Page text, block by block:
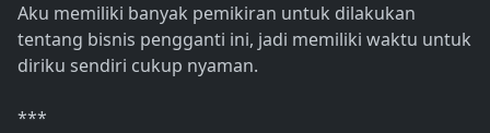
Aku memiliki banyak pemikiran untuk dilakukan
tentang bisnis pengganti ini, jadi memiliki waktu untuk
diriku sendiri cukup nyaman.
***